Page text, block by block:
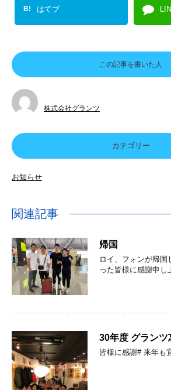
B! はてブ
この記事を書いた人
株式会社グランツ
カテゴリー
お知らせ
関連記事
帰国
ロイ、フォンが帰国
った皆様に感謝申
30年度 グランツ
皆様に感謝# 来年も